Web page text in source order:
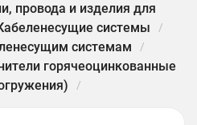
провода и изделия для
системы
системам
горячеоцинкованные